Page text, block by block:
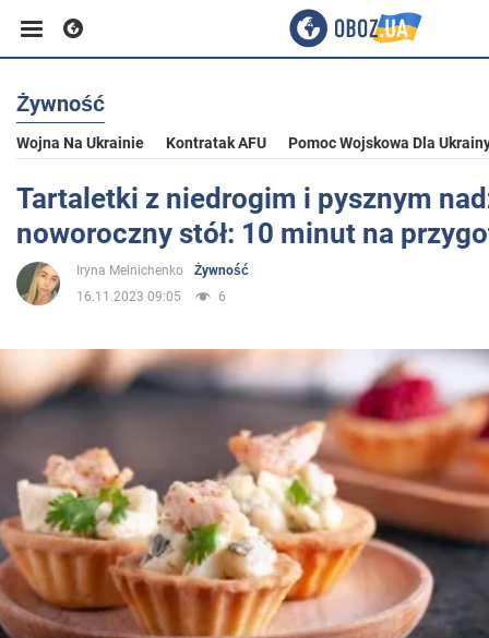
Biznes
Sport
Rozrywka
Polityka
Społeczeństwo
Wojna na Ukrainie
Świat
Żywność
Wojna Na Ukrainie Kontratak AFU Pomoc Wojskowa Dla
Tartaletki z niedrogim i pysznym
noworoczny stół: 10 minut na
Iryna Melnichenko
Żywność
16.11.2023 09:05
6